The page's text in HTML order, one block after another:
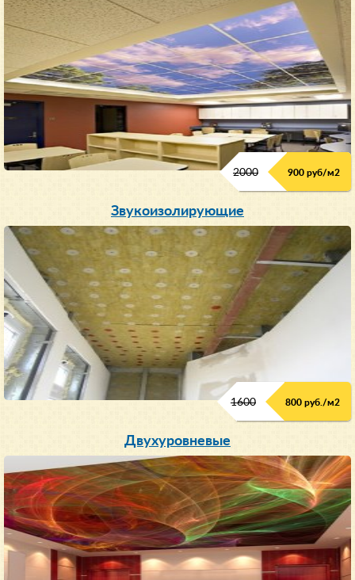
2000 900 руб/м2
Звукоизолирующие
1600 800 руб./м2
Двухуровневые